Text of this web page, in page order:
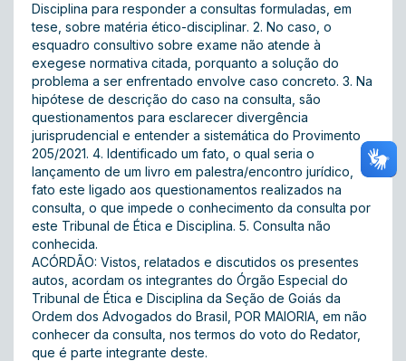
Disciplina para responder a consultas formuladas, em
tese, sobre matéria ético-disciplinar. 2. No caso, o
esquadro consultivo sobre exame não atende à
exegese normativa citada, porquanto a solução do
problema a ser enfrentado envolve caso concreto. 3. Na
hipótese de descrição do caso na consulta, são
questionamentos para esclarecer divergência
jurisprudencial e entender a sistemática do Provimento
205/2021. 4. Identificado um fato, o qual seria o
lançamento de um livro em palestra/encontro jurídico,
fato este ligado aos questionamentos realizados na
consulta, o que impede o conhecimento da consulta por
este Tribunal de Ética e Disciplina. 5. Consulta não
conhecida.
ACÓRDÃO: Vistos, relatados e discutidos os presentes
autos, acordam os integrantes do Órgão Especial do
Tribunal de Ética e Disciplina da Seção de Goiás da
Ordem dos Advogados do Brasil, POR MAIORIA, em não
conhecer da consulta, nos termos do voto do Redator,
que é parte integrante deste.